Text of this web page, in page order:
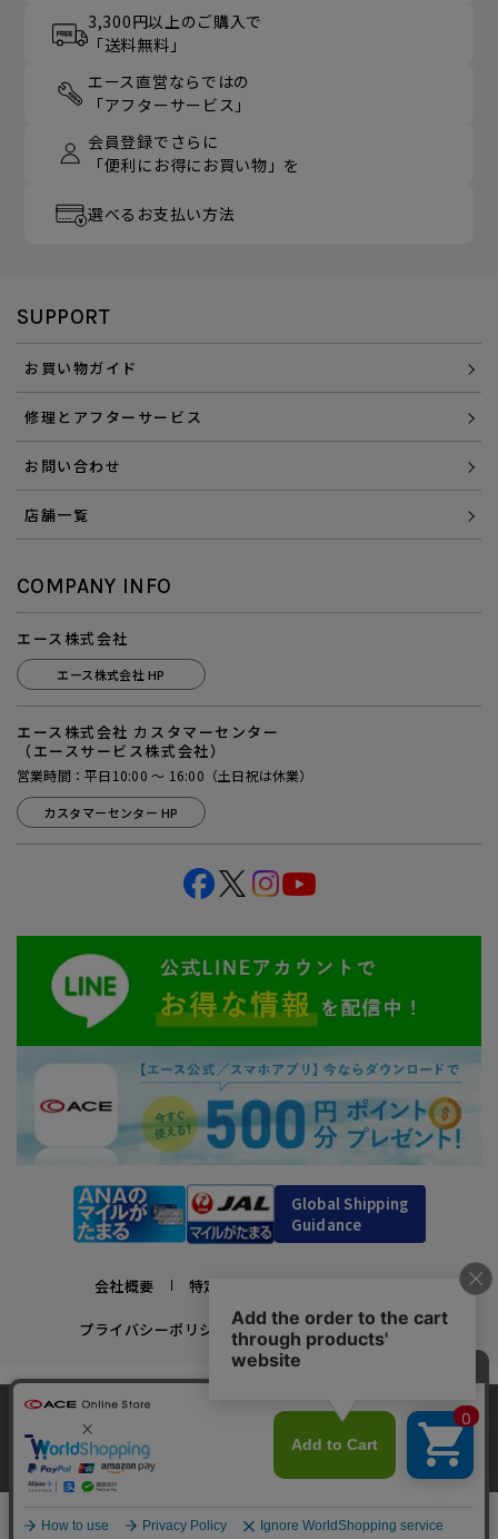
3,300円以上のご購入で
「送料無料」
エース直営ならではの
「アフターサービス」
会員登録でさらに
「便利にお得にお買い物」を
選べるお支払い方法
SUPPORT
お買い物ガイド
修理とアフターサービス
お問い合わせ
店舗一覧
COMPANY INFO
エース株式会社
エース株式会社 HP
エース株式会社 カスタマーセンター
（エースサービス株式会社）
営業時間：平日10:00 ～ 16:00（土日祝は休業）
カスタマーセンター HP
Global Shipping
Guidance
会社概要 特定商取引法に基づく表示
プライバシーポリシー 利用規約 採用情報
かばんの総合メーカー、エース公式サイト
スーツケースビジネスバッグ直営店ならではの豊富なラインナップでご紹介！
充実のアフターサービス・豊富な品揃え・安心のメーカー直営ストア
Copyright © ACE Co., Ltd. All rights reserved.
￥92,400 カートに入れる
当サイトでは、サイトの利便性向上のため、クッ
キー(Cookie)を使用しています。クッキーについ
て詳細はこちら
承諾する
最近、10人がこの商品をカートに入れました